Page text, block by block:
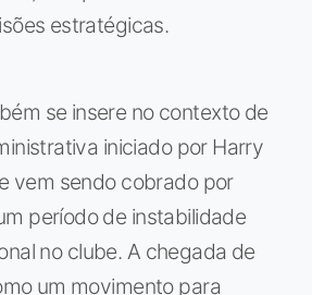
estratégicas.
se insere no contexto de
iniciado por Harry
vem sendo cobrado por
período de instabilidade
no clube. A chegada de
um movimento para